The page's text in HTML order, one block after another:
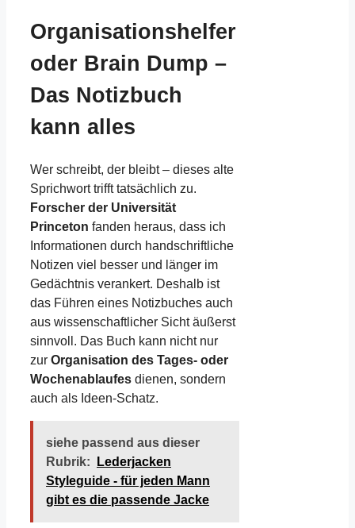
Organisationshelfer
oder Brain Dump –
Das Notizbuch
kann alles
Wer schreibt, der bleibt – dieses alte
Sprichwort trifft tatsächlich zu.
Forscher der Universität
Princeton fanden heraus, dass ich
Informationen durch handschriftliche
Notizen viel besser und länger im
Gedächtnis verankert. Deshalb ist
das Führen eines Notizbuches auch
aus wissenschaftlicher Sicht äußerst
sinnvoll. Das Buch kann nicht nur
zur Organisation des Tages- oder
Wochenablaufes dienen, sondern
auch als Ideen-Schatz.
siehe passend aus dieser
Rubrik:
Lederjacken
Styleguide - für jeden Mann
gibt es die passende Jacke